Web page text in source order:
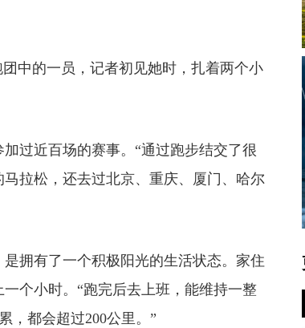
中的一员，记者初见她时，扎着两个小
过近百场的赛事。“通过跑步结交了很
拉松，还去过北京、重庆、厦门、哈尔
拥有了一个积极阳光的生活状态。家住
个小时。“跑完后去上班，能维持一整
，都会超过200公里。”